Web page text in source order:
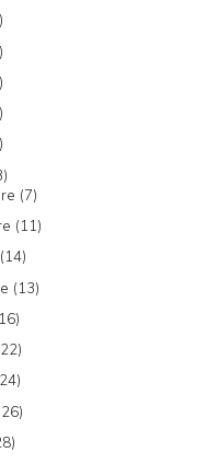
(7)
(11)
(14)
(13)